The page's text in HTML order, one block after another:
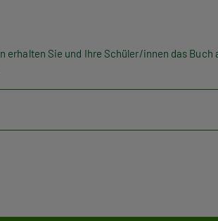
erhalten Sie und Ihre Schüler/innen das Buch